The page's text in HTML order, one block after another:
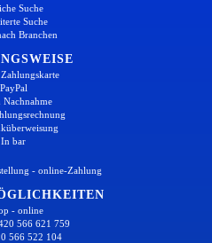
Suche
Suche
Branchen
PayPal
Nachnahme
In bar
- online-Zahlung
- online
566 621 759
566 522 104